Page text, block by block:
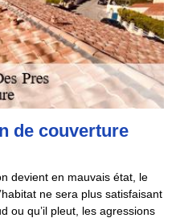
de couverture
devient en mauvais état, le
ne sera plus satisfaisant
ou qu’il pleut, les agressions